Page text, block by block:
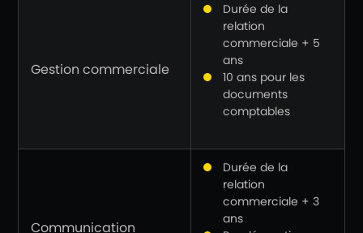
Gestion commerciale
Durée de la
relation
commerciale + 5
ans
10 ans pour les
documents
comptables
Communication
Durée de la
relation
commerciale + 3
ans